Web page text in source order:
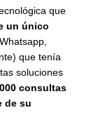
que
un único
que tenía
soluciones
consultas
de su